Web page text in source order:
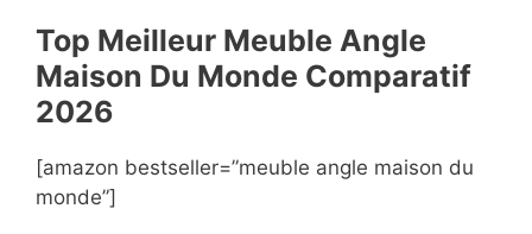
Top Meilleur Meuble Angle
Maison Du Monde Comparatif
2026
[amazon bestseller=”meuble angle maison du
monde”]